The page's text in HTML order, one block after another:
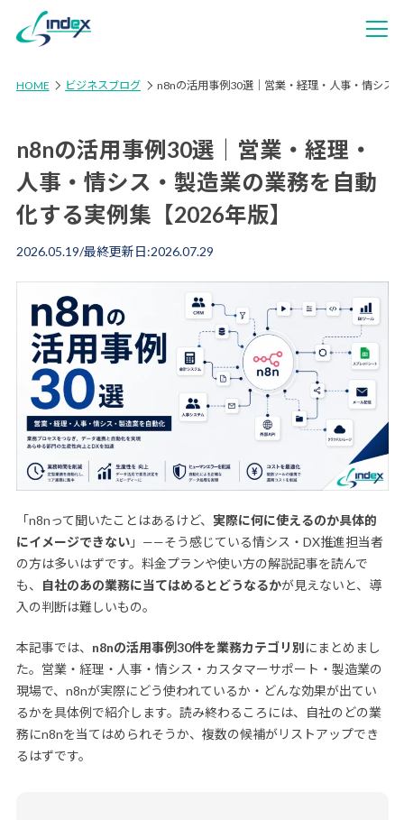
HOME ビジネスブログ n8nの活用事例30選｜営業・経理・人事・情シス
n8nの活用事例30選｜営業・経理・
人事・情シス・製造業の業務を自動
化する実例集【2026年版】
2026.05.19/最終更新日:2026.07.29
「n8nって聞いたことはあるけど、 実際に何に使えるのか具体的
にイメージできない」——そう感じている情シス・DX推進担当者
の方は多いはずです。料金プランや使い方の解説記事を読んで
も、
自社のあの業務に当てはめるとどうなるかが見えないと、導
入の判断は難しいもの。
本記事では、 n8nの活用事例30件を業務カテゴリ別にまとめまし
た。営業・経理・人事・情シス・カスタマーサポート・製造業の
現場で、n8nが実際にどう使われているか・どんな効果が出てい
るかを具体例で紹介します。読み終わるころには、自社のどの業
務にn8nを当てはめられそうか、複数の候補がリストアップでき
るはずです。